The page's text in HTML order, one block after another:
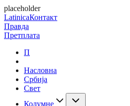
placeholder
LatinicaКонтакт
Правда
Претплата
П
Насловна
Србија
Свет
Колумне